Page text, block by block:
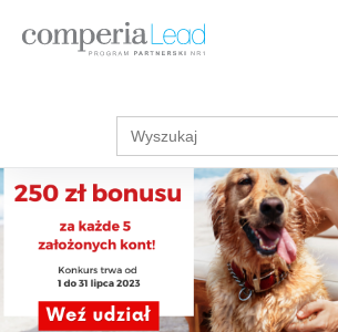
Strefa Wiedzy
Podcasty
Zarabiaj w internecie
Akcje promocyjne
Regulaminy
Search
for: